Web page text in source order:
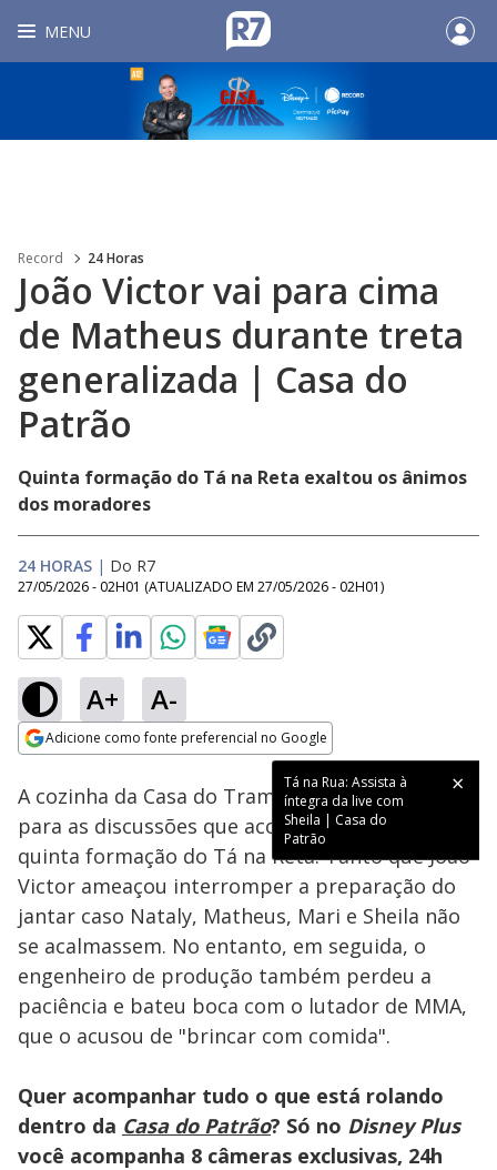
MENU
Record 24 Horas
João Victor vai para cima
de Matheus durante treta
generalizada | Casa do
Patrão
Quinta formação do Tá na Reta exaltou os ânimos
dos moradores
24 HORAS | Do R7
27/05/2026 - 02H01 (ATUALIZADO EM 27/05/2026 - 02H01)
A+ A-
Adicione como fonte preferencial no Google
Tá na Rua: Assista à
íntegra da live com
Sheila | Casa do
Patrão
Ativar
Loaded
22.19%
A cozinha da Casa do Trampo ficou pequena
para as discussões que aconteceram após a
quinta formação do Tá na Reta. Tanto que João
Victor ameaçou interromper a preparação do
jantar caso Nataly, Matheus, Mari e Sheila não
se acalmassem. No entanto, em seguida, o
engenheiro de produção também perdeu a
paciência e bateu boca com o lutador de MMA,
que o acusou de "brincar com comida".
Quer acompanhar tudo o que está rolando
dentro da Casa do Patrão? Só no Disney Plus
você acompanha 8 câmeras exclusivas, 24h